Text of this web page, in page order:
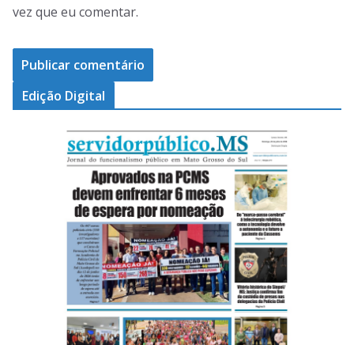
vez que eu comentar.
Edição Digital